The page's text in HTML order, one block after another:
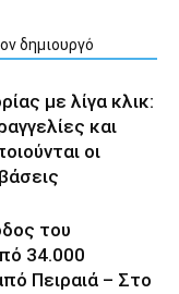
δημιουργό
με λίγα κλικ:
και
οι
του
34.000
Πειραιά – Στο